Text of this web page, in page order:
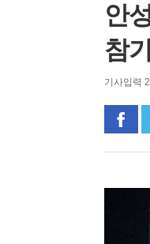
안
참
기사입력